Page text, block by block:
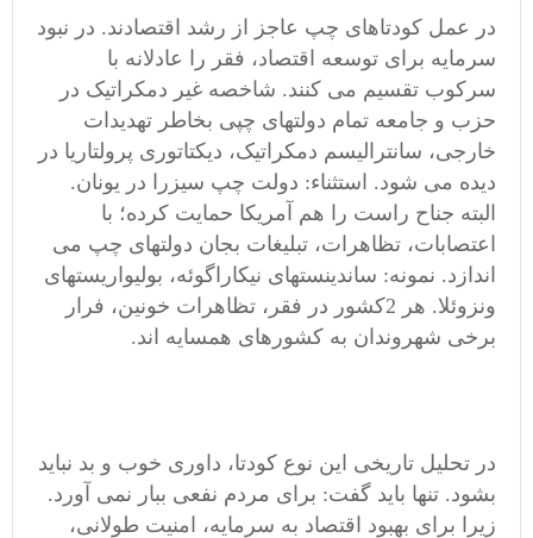
در عمل کودتاهای چپ عاجز از رشد اقتصادند. در نبود
سرمایه برای توسعه اقتصاد، فقر را عادلانه با
سرکوب تقسیم می کنند. شاخصه غیر دمکراتیک در
حزب و جامعه تمام دولتهای چپی بخاطر تهدیدات
خارجی، سانترالیسم دمکراتیک، دیکتاتوری پرولتاریا در
دیده می شود. استثناء: دولت چپ سیزرا در یونان.
البته جناح راست را هم آمریکا حمایت کرده؛ با
اعتصابات، تظاهرات، تبلیغات بجان دولتهای چپ می
اندازد. نمونه: ساندینستهای نیکاراگوئه، بولیواریستهای
ونزوئلا. هر 2کشور در فقر، تظاهرات خونین، فرار
برخی شهروندان به کشورهای همسایه اند.
در تحلیل تاریخی این نوع کودتا، داوری خوب و بد نباید
بشود. تنها باید گفت: برای مردم نفعی ببار نمی آورد.
زیرا برای بهبود اقتصاد به سرمایه، امنیت طولانی،